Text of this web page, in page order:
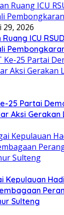
29, 2026
ICU
25 Partai
Aksi Gerakan
Kepulauan
Sulteng